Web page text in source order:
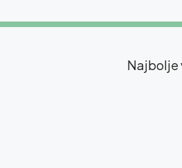
Najbolje